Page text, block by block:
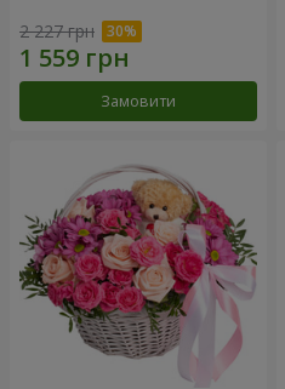
2 227 грн
Замовити